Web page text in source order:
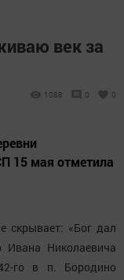
век за
1088 0 0
15 мая отметила
скрывает: «Бог дал
Ивана Николаевича
го в п. Бородино